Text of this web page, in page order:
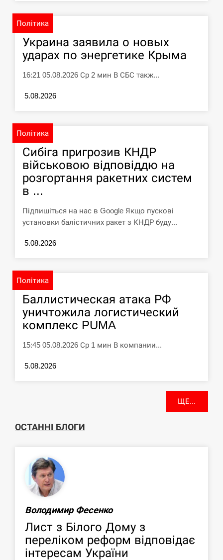
СЕРПЕНЬ
12:23
переправу, склады и другие важные
объекты…
СЕРПЕНЬ
тисяч…
СЕРПЕНЬ
11:53
Под огнем “Эпицентр”, ROZETKA и
“Новая почта”: что известно об…
У зоопарку Токіо через спеку загинули
11:23
Россияне ударили “Бардеролями” по
Харькову, есть пострадавшие
ЩЕ...
Політика
Украина заявила о новых
ударах по энергетике Крыма
16:21 05.08.2026 Ср 2 мин В СБС такж...
5.08.2026
Політика
Сибіга пригрозив КНДР
військовою відповіддю на
розгортання ракетних систем
в ...
Підпишіться на нас в Google Якщо пускові
установки балістичних ракет з КНДР буду...
5.08.2026
Політика
Баллистическая атака РФ
уничтожила логистический
комплекс PUMA
15:45 05.08.2026 Ср 1 мин В компании...
5.08.2026
ЩЕ...
ОСТАННІ БЛОГИ
Володимир Фесенко
Лист з Білого Дому з
переліком реформ відповідає
інтересам України